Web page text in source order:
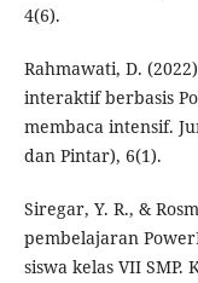
4(6).
Rahmawati, D.
interaktif berbasis
membaca intensif.
dan Pintar), 6(1).
Siregar, Y. R., &
pembelajaran
siswa kelas VII SMP.